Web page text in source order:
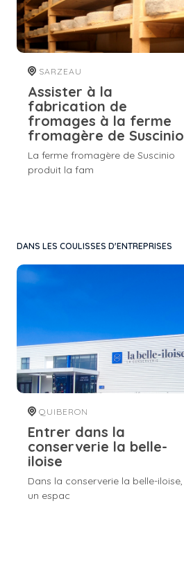
SARZEAU
Assister à la
fabrication de
fromages à la ferme
fromagère de Suscinio
La ferme fromagère de Suscinio
produit la fam
DANS LES COULISSES D'ENTREPRISES
QUIBERON
Entrer dans la
conserverie la belle-
iloise
Dans la conserverie la belle-iloise,
un espac